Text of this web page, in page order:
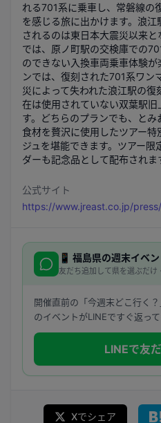
れる701系に乗車し、常磐線の
を感じる旅に出かけます。浪
されるのは東日本大震災以来
では、原ノ町駅の交検庫での
のできない入換車両乗車体験
ンでは、復刻された701系ワン
災によって失われた浪江駅の
在は使用されていない双葉駅
す。どちらのプランでも、と
食材を贅沢に使用したツアー
ジュを堪能できます。ツアー
ダーも記念品として配布されま
公式サイト
https://www.jreast.co.jp/
📱 福島県の週末イベ
友だち追加して県を選ぶだけ
開催直前の「今週末どこ行く
のイベントがLINEですぐ返って
LINEで友
Xでシェア